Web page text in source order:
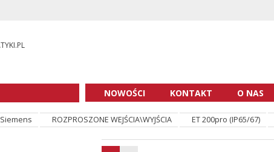
NOWOŚCI KONTAKT O NAS
Siemens ROZPROSZONE WEJŚCIA\WYJŚCIA ET 200pro (IP65/67)